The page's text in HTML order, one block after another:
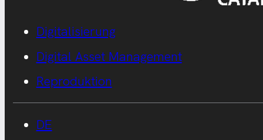
Digitalisierung
Digital Asset Management
Reproduktion
DE